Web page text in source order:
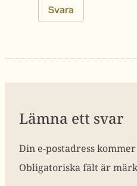
Svara
Lämna ett svar
Din e-postadress
Obligatoriska fält är